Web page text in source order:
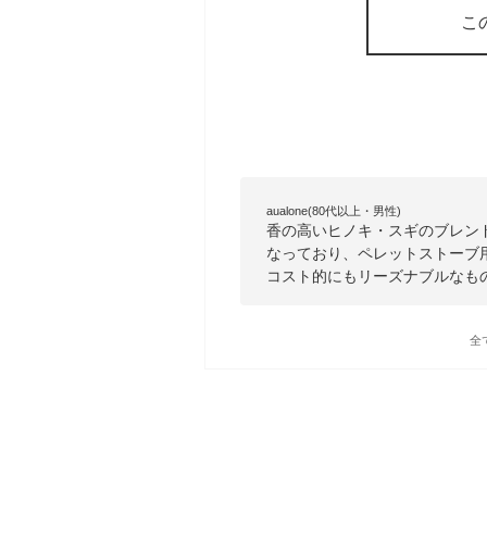
こ
aualone(80代以上・男性)
香の高いヒノキ・スギのブレ
なっており、ペレットストー
コスト的にもリーズナブルな
全